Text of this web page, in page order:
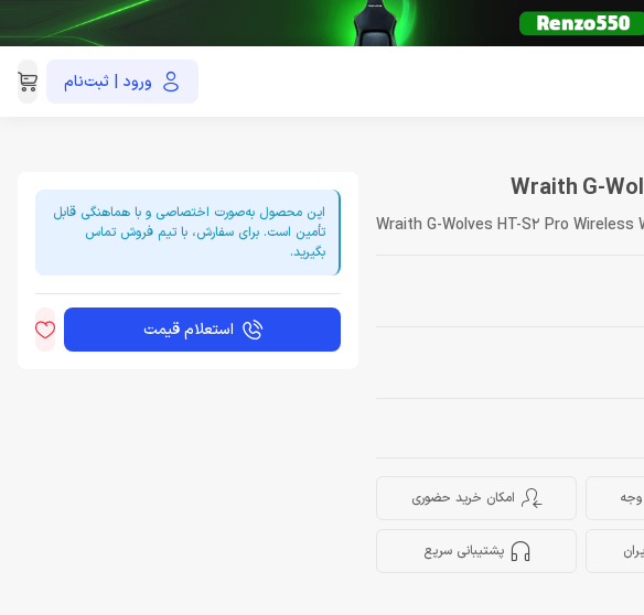
ورود | ثبت‌نام021-91035390
Wraith G-Wolves HT-S2 Pro Wireless
امکان خرید حضوری
پشتیبانی سریع
این محصول به‌صورت اختصاصی و با هماهنگی قابل
تأمین است. برای سفارش، با تیم فروش تماس
بگیرید.
استعلام قیمت